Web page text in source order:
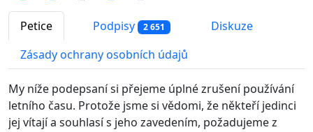
Petice Podpisy 2 651
Diskuze
Zásady ochrany osobních údajů
My níže podepsaní si přejeme úplné zrušení používání
letního času. Protože jsme si vědomi, že někteří jedinci
jej vítají a souhlasí s jeho zavedením, požadujeme z